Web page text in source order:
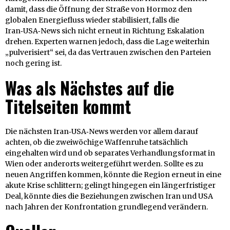
damit, dass die Öffnung der Straße von Hormoz den
globalen Energiefluss wieder stabilisiert, falls die
Iran‑USA‑News sich nicht erneut in Richtung Eskalation
drehen. Experten warnen jedoch, dass die Lage weiterhin
„pulverisiert“ sei, da das Vertrauen zwischen den Parteien
noch gering ist.
Was als Nächstes auf die
Titelseiten kommt
Die nächsten Iran‑USA‑News werden vor allem darauf
achten, ob die zweiwöchige Waffenruhe tatsächlich
eingehalten wird und ob separates Verhandlungsformat in
Wien oder anderorts weitergeführt werden. Sollte es zu
neuen Angriffen kommen, könnte die Region erneut in eine
akute Krise schlittern; gelingt hingegen ein längerfristiger
Deal, könnte dies die Beziehungen zwischen Iran und USA
nach Jahren der Konfrontation grundlegend verändern.